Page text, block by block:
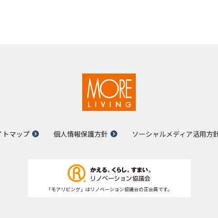
トマップ 個人情報保護方針 ソーシャルメディア活用方
「モアリビング」はリノベーション協議会の正会員です。